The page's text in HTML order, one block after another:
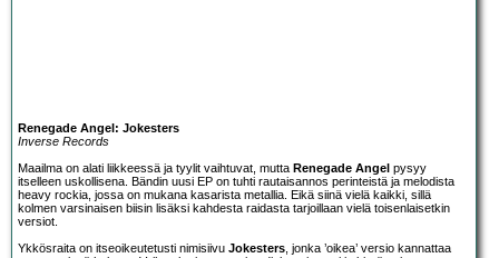
Renegade Angel: Jokesters
Inverse Records
Maailma on alati liikkeessä ja tyylit vaihtuvat, mutta Renegade Angel pysyy
itselleen uskollisena. Bändin uusi EP on tuhti rautaisannos perinteistä ja melodista
heavy rockia, jossa on mukana kasarista metallia. Eikä siinä vielä kaikki, sillä
kolmen varsinaisen biisin lisäksi kahdesta raidasta tarjoillaan vielä toisenlaisetkin
versiot.
Ykkösraita on itseoikeutetusti nimisiivu Jokesters , jonka ’oikea’ versio kannattaa